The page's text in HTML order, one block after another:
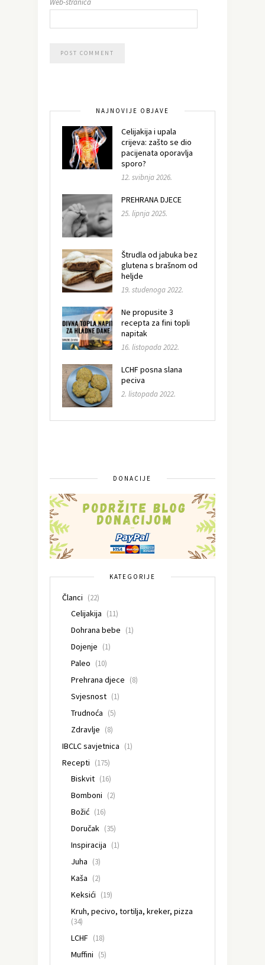
Web-stranica
NAJNOVIJE OBJAVE
Celijakija i upala
crijeva: zašto se dio
pacijenata oporavlja
sporo?
12. svibnja 2026.
PREHRANA DJECE
25. lipnja 2025.
Štrudla od jabuka bez
glutena s brašnom od
heljde
19. studenoga 2022.
Ne propusite 3
recepta za fini topli
napitak
16. listopada 2022.
LCHF posna slana
peciva
2. listopada 2022.
DONACIJE
KATEGORIJE
Članci (22)
Celijakija (11)
Dohrana bebe (1)
Dojenje (1)
Paleo (10)
Prehrana djece (8)
Svjesnost (1)
Trudnoća (5)
Zdravlje (8)
IBCLC savjetnica (1)
Recepti (175)
Biskvit (16)
Bomboni (2)
Božić (16)
Doručak (35)
Inspiracija (1)
Juha (3)
Kaša (2)
Keksići (19)
Kruh, pecivo, tortilja, kreker, pizza
(34)
LCHF (18)
Muffini (5)